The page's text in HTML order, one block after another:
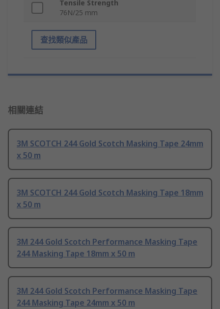
Tensile Strength
76N/25 mm
查找類似產品
相關連結
3M SCOTCH 244 Gold Scotch Masking Tape 24mm
x 50 m
3M SCOTCH 244 Gold Scotch Masking Tape 18mm
x 50 m
3M 244 Gold Scotch Performance Masking Tape
244 Masking Tape 18mm x 50 m
3M 244 Gold Scotch Performance Masking Tape
244 Masking Tape 24mm x 50 m